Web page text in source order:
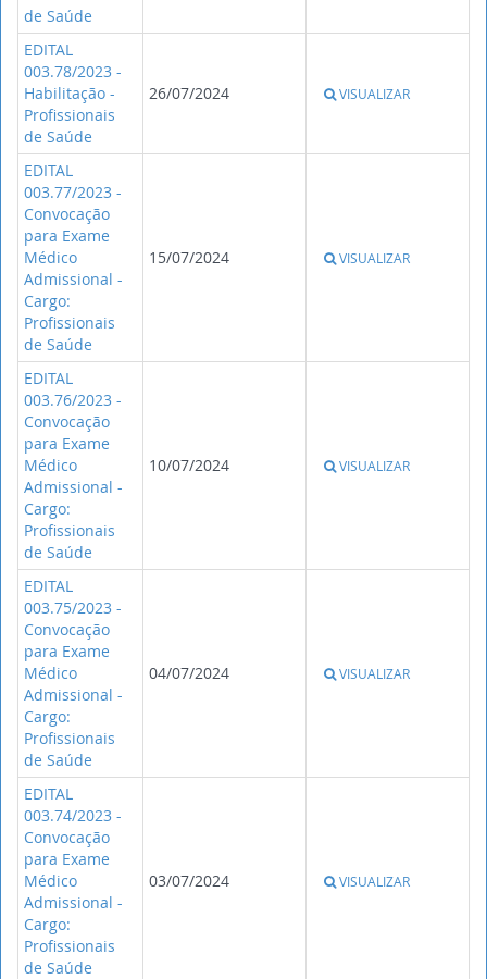
de Saúde
EDITAL
003.78/2023 -
Habilitação -
Profissionais
de Saúde
26/07/2024 VISUALIZAR
EDITAL
003.77/2023 -
Convocação
para Exame
Médico
Admissional -
Cargo:
Profissionais
de Saúde
15/07/2024 VISUALIZAR
EDITAL
003.76/2023 -
Convocação
para Exame
Médico
Admissional -
Cargo:
Profissionais
de Saúde
10/07/2024 VISUALIZAR
EDITAL
003.75/2023 -
Convocação
para Exame
Médico
Admissional -
Cargo:
Profissionais
de Saúde
04/07/2024 VISUALIZAR
EDITAL
003.74/2023 -
Convocação
para Exame
Médico
Admissional -
Cargo:
Profissionais
de Saúde
03/07/2024 VISUALIZAR